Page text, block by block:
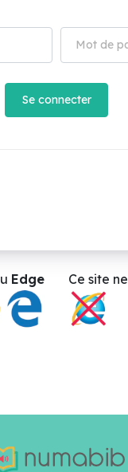
Se connecter
Edge Ce site ne